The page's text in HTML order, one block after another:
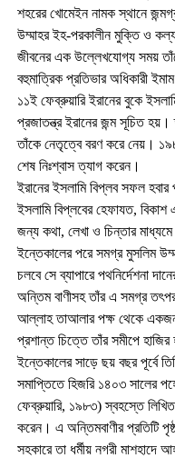
শহরের খোমেইন নামক স্থানে
উম্মাহর ইহ-পরকালীন মুক্তি ও
জীবনের এক উল্লেখযোগ্য সময় তাঁকে
বহুমাত্রিক প্রতিভার অধিকারী
১১ই ফেব্রুয়ারি ইরানের বুকে
প্রজাতন্ত্র ইরানের জন্ম সূচিত
তাঁকে নেতৃত্বে বরণ করে নেয়।
শেষ নিঃশ্বাস ত্যাগ করেন।
ইরানের ইসলামি বিপ্লব সফল হবার
ইসলামি বিপ্লবের হেফাযত,
জন্য কথা, লেখা ও চিন্তার
ইন্তেকালের পরে সমগ্র মুসলিম
চলবে সে ব্যাপারে পথনির্দেশনা
অন্তিম বাণীসহ তাঁর এ সমগ্র
আল্লাহ তাআলার পক্ষ থেকে একজন
প্রশান্ত চিত্তে তাঁর সমীপে হাজির
ইন্তেকালের সাড়ে ছয় বছর পূর্বে
সমাপ্তিতে হিজরি ১৪০৩ সালের
ফেব্রুয়ারি, ১৯৮৩) স্বহস্তে লিখিত
করেন। এ অন্তিমবাণীর প্রতিটি
সহকারে তা ধর্মীয় নগরী